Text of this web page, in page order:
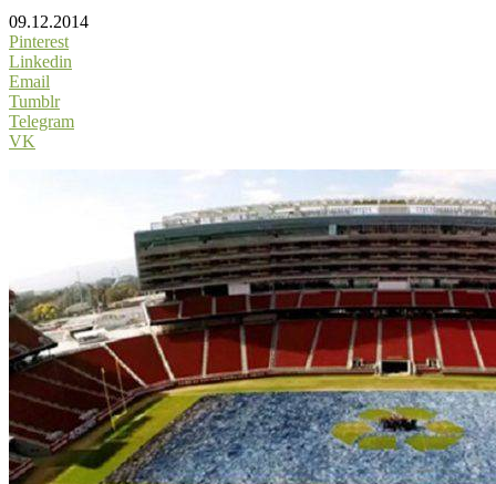
09.12.2014
Pinterest
Linkedin
Email
Tumblr
Telegram
VK